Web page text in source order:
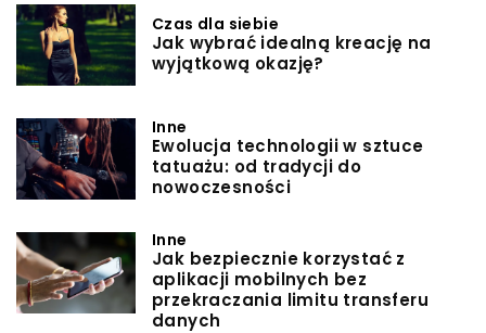
Czas dla siebie
Jak wybrać idealną kreację na
wyjątkową okazję?
Inne
Ewolucja technologii w sztuce
tatuażu: od tradycji do
nowoczesności
Inne
Jak bezpiecznie korzystać z
aplikacji mobilnych bez
przekraczania limitu transferu
danych